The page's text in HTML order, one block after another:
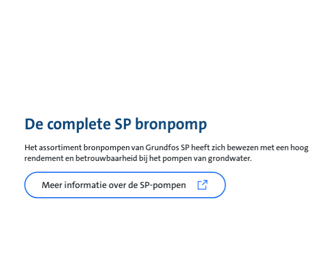
De complete SP bronpomp
Het assortiment bronpompen van Grundfos SP heeft zich bewezen met een hoog
rendement en betrouwbaarheid bij het pompen van grondwater.
Meer informatie over de SP-pompen